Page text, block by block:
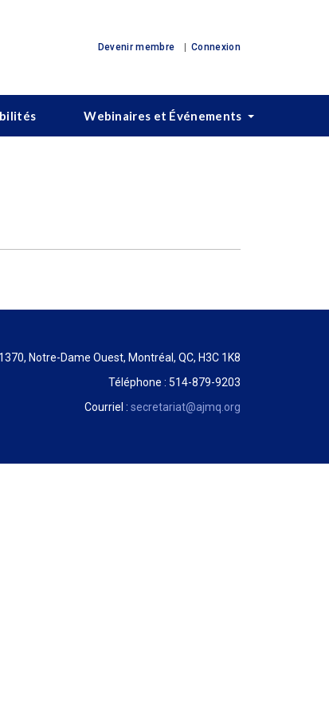
Devenir membre Connexion
Webinaires et Événements
1370, Notre-Dame Ouest, Montréal, QC, H3C 1K8
Téléphone : 514-879-9203
Courriel : secretariat@ajmq.org